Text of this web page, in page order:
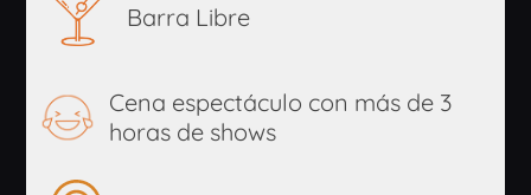
Barra Libre
Cena espectáculo con más de 3
horas de shows